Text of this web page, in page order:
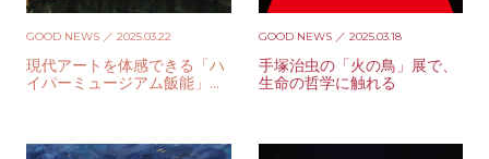
GOOD NEWS ／ 2025.03.22
現代アートを体感できる「ハ
イパーミュージアム飯能」が
GOOD NEWS／ 2025.03.18
手塚治虫の「火の鳥」展で、
生命の哲学に触れる